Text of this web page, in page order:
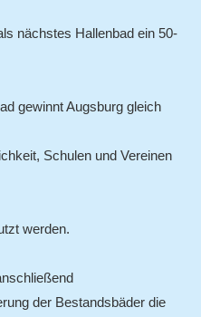
nächstes Hallenbad ein 50-
gewinnt Augsburg gleich
Schulen und Vereinen
werden.
der Bestandsbäder die